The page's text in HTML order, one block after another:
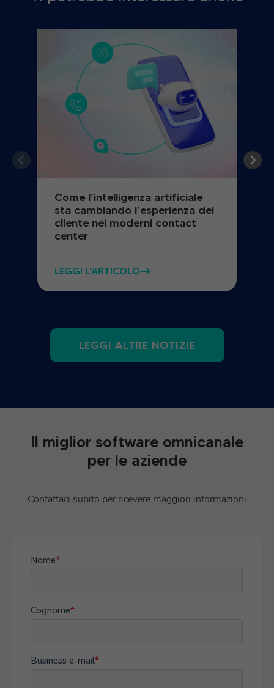
Come l’intelligenza artificiale
sta cambiando l’esperienza del
cliente nei moderni contact
center
LEGGI L'ARTICOLO
LEGGI ALTRE NOTIZIE
Il miglior software omnicanale
per le aziende
Contattaci subito per ricevere maggiori informazioni